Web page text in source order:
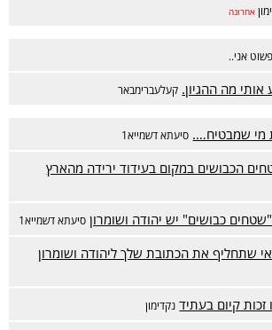
אחרונה
פשוט אני..
מה ההגיון. קעלעברימבאר
מי שמבטיח…. סיעתא דשמייא1
הכבושים במקום בעידוד ירידה מהארץ
כבושים" יש יהודה ושומרון סיעתא דשמייא1
שתחליף את הכתובת שלך ליהודה ושומרון
קיום בעתיד נקדימון